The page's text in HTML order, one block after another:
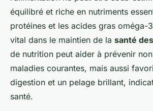
équilibré et riche en nutriments
protéines et les acides gras oméga-
vital dans le maintien de la santé
de nutrition peut aider à prévenir
maladies courantes, mais aussi
digestion et un pelage brillant,
santé.